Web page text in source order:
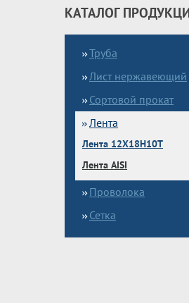
КАТАЛОГ
Труба
Лист нержавеющий
Сортовой прокат
Лента
Лента 12Х18Н10Т
Лента AISI
Проволока
Сетка